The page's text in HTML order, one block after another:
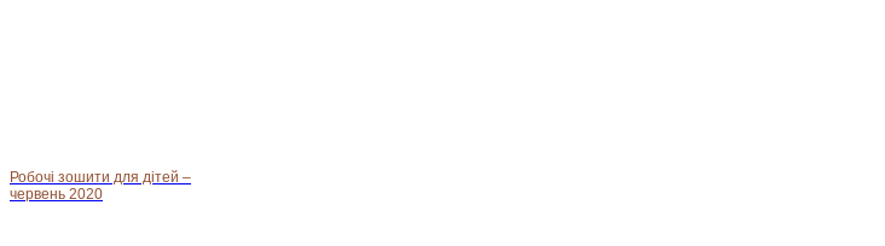
Робочі зошити для дітей –
червень 2020